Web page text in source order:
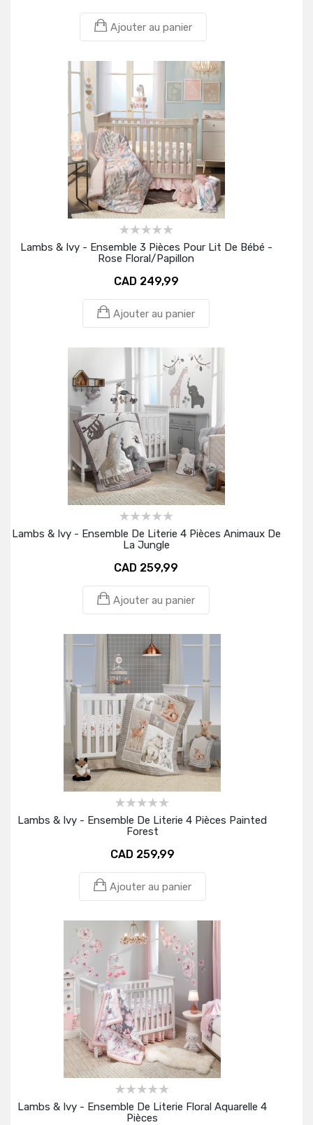
Ajouter au panier
Lambs & Ivy - Ensemble 3 Pièces Pour Lit De Bébé -
Rose Floral/Papillon
CAD 249,99
Ajouter au panier
Lambs & Ivy - Ensemble De Literie 4 Pièces Animaux De
La Jungle
CAD 259,99
Ajouter au panier
Lambs & Ivy - Ensemble De Literie 4 Pièces Painted
Forest
CAD 259,99
Ajouter au panier
Lambs & Ivy - Ensemble De Literie Floral Aquarelle 4
Pièces